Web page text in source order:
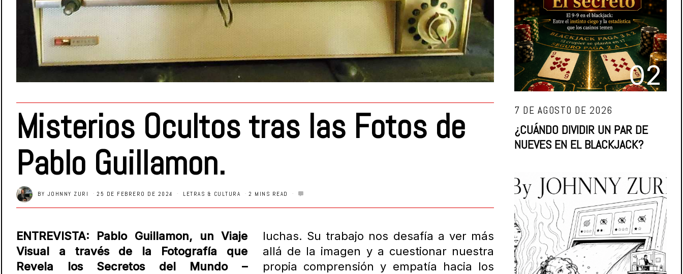
Misterios Ocultos tras las Fotos de
Pablo Guillamon.
BY JOHNNY ZURI 25 DE FEBRERO DE 2024 LETRAS & CULTURA 2 MINS READ
ENTREVISTA: Pablo Guillamon, un Viaje
Visual a través de la Fotografía que
Revela los Secretos del Mundo –
luchas. Su trabajo nos desafía a ver más
allá de la imagen y a cuestionar nuestra
propia comprensión y empatía hacia los
02
7 DE AGOSTO DE 2026
¿CUÁNDO DIVIDIR UN PAR DE
NUEVES EN EL BLACKJACK?